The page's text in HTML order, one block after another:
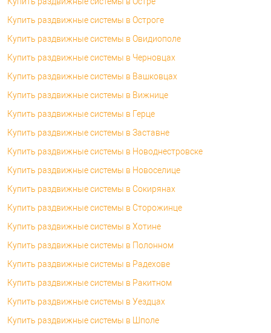
Купить раздвижные системы в Остроге
Купить раздвижные системы в Овидиополе
Купить раздвижные системы в Черновцах
Купить раздвижные системы в Вашковцах
Купить раздвижные системы в Вижнице
Купить раздвижные системы в Герце
Купить раздвижные системы в Заставне
Купить раздвижные системы в Новоднестровске
Купить раздвижные системы в Новоселице
Купить раздвижные системы в Сокирянах
Купить раздвижные системы в Сторожинце
Купить раздвижные системы в Хотине
Купить раздвижные системы в Полонном
Купить раздвижные системы в Радехове
Купить раздвижные системы в Ракитном
Купить раздвижные системы в Уездцах
Купить раздвижные системы в Шполе